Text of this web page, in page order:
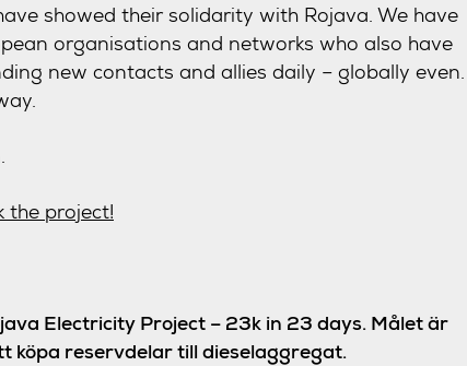
showed their solidarity with Rojava. We have
organisations and networks who also have
new contacts and allies daily – globally even.
the project!
Electricity Project – 23k in 23 days. Målet är
köpa reservdelar till dieselaggregat.